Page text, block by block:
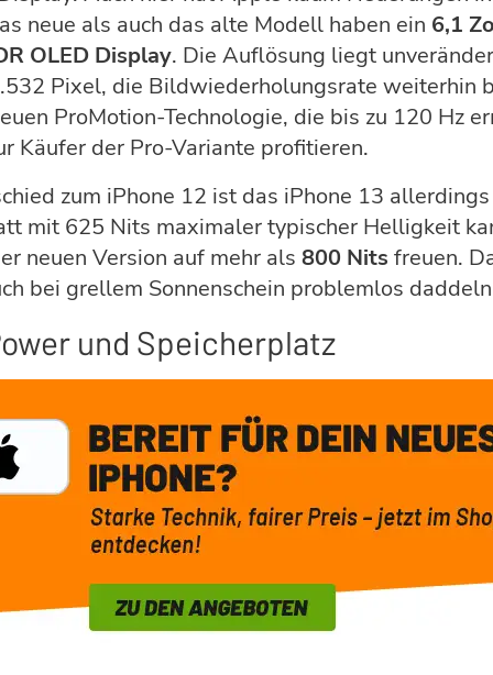
neue als auch das alte Modell haben ein 6,1
OLED Display. Die Auflösung liegt
Pixel, die Bildwiederholungsrate weiterhin
ProMotion-Technologie, die bis zu 120 Hz
Käufer der Pro-Variante profitieren.
zum iPhone 12 ist das iPhone 13
mit 625 Nits maximaler typischer Helligkeit
neuen Version auf mehr als 800 Nits freuen.
bei grellem Sonnenschein problemlos
und Speicherplatz